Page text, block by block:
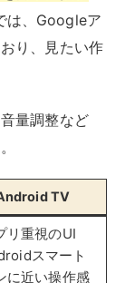
に近い操作感
ビスを横断し
アイコンを中
たグリッド表
Playストア